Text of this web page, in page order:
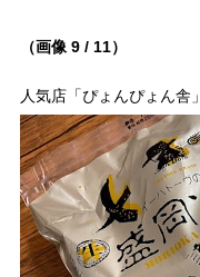
（画像 9 / 11）
人気店「ぴょんぴょん舎